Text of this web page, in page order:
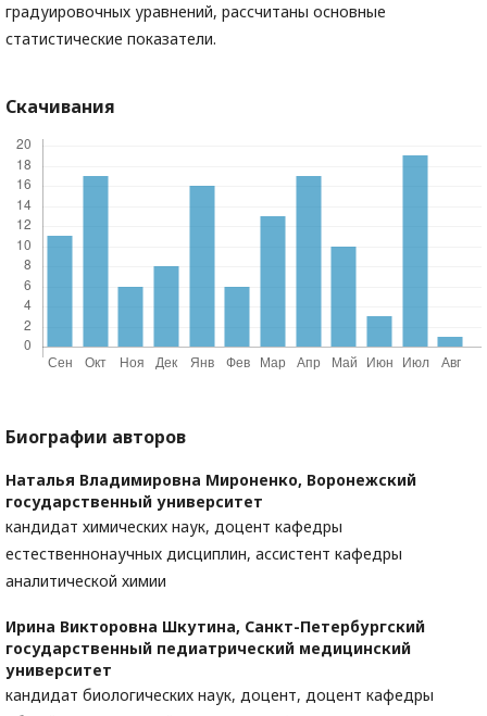
градуировочных уравнений, рассчитаны основные
статистические показатели.
Скачивания
Биографии авторов
Наталья Владимировна Мироненко, Воронежский
государственный университет
кандидат химических наук, доцент кафедры
естественнонаучных дисциплин, ассистент кафедры
аналитической химии
Ирина Викторовна Шкутина, Санкт-Петербургский
государственный педиатрический медицинский
университет
кандидат биологических наук, доцент, доцент кафедры